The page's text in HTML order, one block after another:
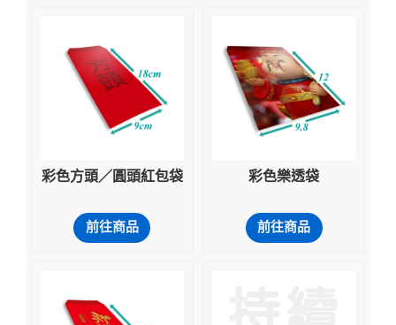
彩色方頭／圓頭紅包袋
前往商品
彩色樂透袋
前往商品